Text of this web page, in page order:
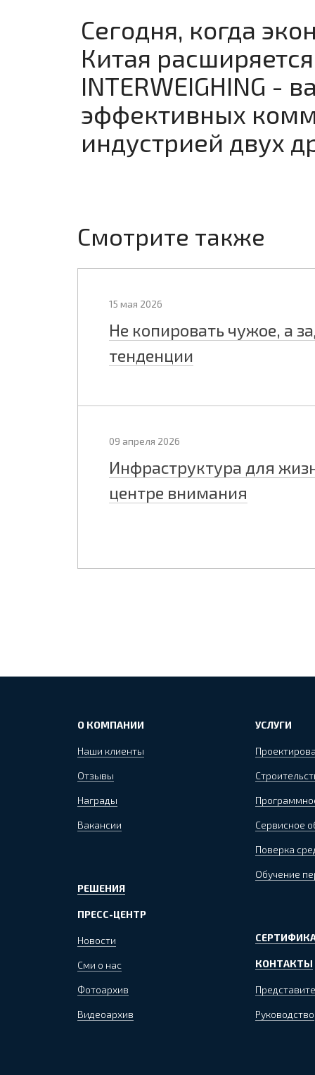
Сегодня, когда
Китая
INTERWEIGHING -
эффективных
индустрией двух
Смотрите также
15 мая 2026
Не копировать чужое, а
тенденции
09 апреля 2026
Инфраструктура для
центре внимания
О КОМПАНИИ
Наши клиенты
Отзывы
Награды
Вакансии
РЕШЕНИЯ
ПРЕСС-ЦЕНТР
Новости
Сми о нас
Фотоархив
Видеоархив
УСЛУГИ
Сервисное
Поверка
Обучение
КОНТАКТЫ
Руководство